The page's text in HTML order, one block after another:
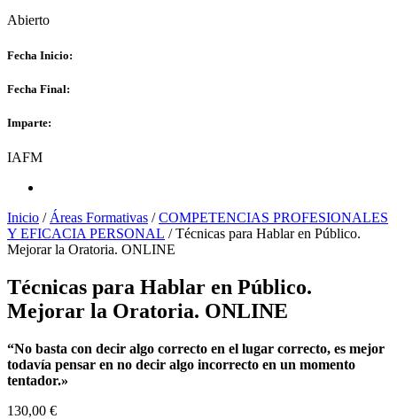
Abierto
Fecha Inicio:
Fecha Final:
Imparte:
IAFM
Inicio / Áreas Formativas /COMPETENCIAS PROFESIONALES
Y EFICACIA PERSONAL / Técnicas para Hablar en Público.
Mejorar la Oratoria. ONLINE
Técnicas para Hablar en Público.
Mejorar la Oratoria. ONLINE
“No basta con decir algo correcto en el lugar correcto, es mejor
todavía pensar en no decir algo incorrecto en un momento
tentador.»
130,00 €